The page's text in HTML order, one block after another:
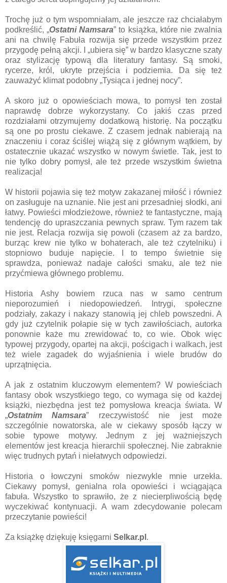
Trochę już o tym wspomniałam, ale jeszcze raz chciałabym
podkreślić, „Ostatni Namsara” to książka, które nie zwalnia
ani na chwilę Fabuła rozwija się przede wszystkim przez
przygodę pełną akcji. I „ubiera się” w bardzo klasyczne szaty
oraz stylizację typową dla literatury fantasy. Są smoki,
rycerze, król, ukryte przejścia i podziemia. Da się też
zauważyć klimat podobny „Tysiąca i jednej nocy”.
A skoro już o opowieściach mowa, to pomysł ten został
naprawdę dobrze wykorzystany. Co jakiś czas przed
rozdziałami otrzymujemy dodatkową historię. Na początku
są one po prostu ciekawe. Z czasem jednak nabierają na
znaczeniu i coraz ściślej wiążą się z głównym wątkiem, by
ostatecznie ukazać wszystko w nowym świetle. Tak, jest to
nie tylko dobry pomysł, ale też przede wszystkim świetna
realizacja!
W historii pojawia się też motyw zakazanej miłość i również
on zasługuje na uznanie. Nie jest ani przesadniej słodki, ani
łatwy. Powieści młodzieżowe, również te fantastyczne, mają
tendencję do upraszczania pewnych spraw. Tym razem tak
nie jest. Relacja rozwija się powoli (czasem aż za bardzo,
burząc krew nie tylko w bohaterach, ale też czytelniku) i
stopniowo buduje napięcie. I to tempo świetnie się
sprawdza, ponieważ nadaje całości smaku, ale też nie
przyćmiewa głównego problemu.
Historia Ashy bowiem rzuca nas w samo centrum
nieporozumień i niedopowiedzeń. Intrygi, społeczne
podziały, zakazy i nakazy stanowią jej chleb powszedni. A
gdy już czytelnik połapie się w tych zawiłościach, autorka
ponownie każe mu zrewidować to, co wie. Obok więc
typowej przygody, opartej na akcji, pościgach i walkach, jest
też wiele zagadek do wyjaśnienia i wiele brudów do
uprzątnięcia.
A jak z ostatnim kluczowym elementem? W powieściach
fantasy obok wszystkiego tego, co wymaga się od każdej
książki, niezbędna jest też pomysłowa kreacja świata. W
„Ostatnim Namsara” rzeczywistość nie jest może
szczególnie nowatorska, ale w ciekawy sposób łączy w
sobie typowe motywy. Jednym z jej ważniejszych
elementów jest kreacja hierarchii społecznej. Nie zabraknie
więc trudnych pytań i niełatwych odpowiedzi.
Historia o łowczyni smoków niezwykle mnie urzekła.
Ciekawy pomysł, genialna rola opowieści i wciągająca
fabuła. Wszystko to sprawiło, że z niecierpliwością będę
wyczekiwać kontynuacji. A wam zdecydowanie polecam
przeczytanie powieści!
Za książkę dziękuję księgarni Selkar.pl .